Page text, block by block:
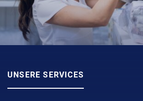
UNSERE SERVICES